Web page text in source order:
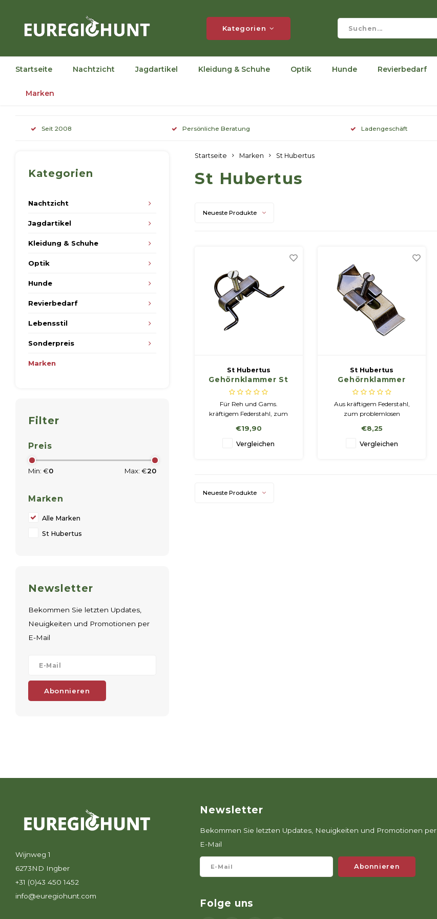
Kategorien
Startseite Nachtzicht Jagdartikel Kleidung & Schuhe Optik Hunde Revierbedarf
Marken
Seit 2008 Persönliche Beratung Ladengeschäft
Kategorien
Nachtzicht
Jagdartikel
Kleidung & Schuhe
Optik
Hunde
Revierbedarf
Lebensstil
Sonderpreis
Marken
Filter
Preis
Min: €0 Max: €20
Marken
Alle Marken
St Hubertus
Newsletter
Bekommen Sie letzten Updates,
Neuigkeiten und Promotionen per
E-Mail
Abonnieren
Startseite Marken St Hubertus
St Hubertus
Neueste Produkte
St Hubertus
Gehörnklammer St
Hubertus Original
per 10 stuks für Reh
und Gams
Für Reh und Gams.
kräftigem Federstahl, zum
der Trophäen
€19,90
Vergleichen
St Hubertus
Gehörnklammer
System GREIF für
Reh und Gams 5st
Aus kräftigem Federstahl,
zum problemlosen
€8,25
Vergleichen
Neueste Produkte
Wijnweg 1
6273ND Ingber
+31 (0)43 450 1452
info@euregiohunt.com
Newsletter
Bekommen Sie letzten Updates, Neuigkeiten und Promotionen per
E-Mail
Abonnieren
Folge uns